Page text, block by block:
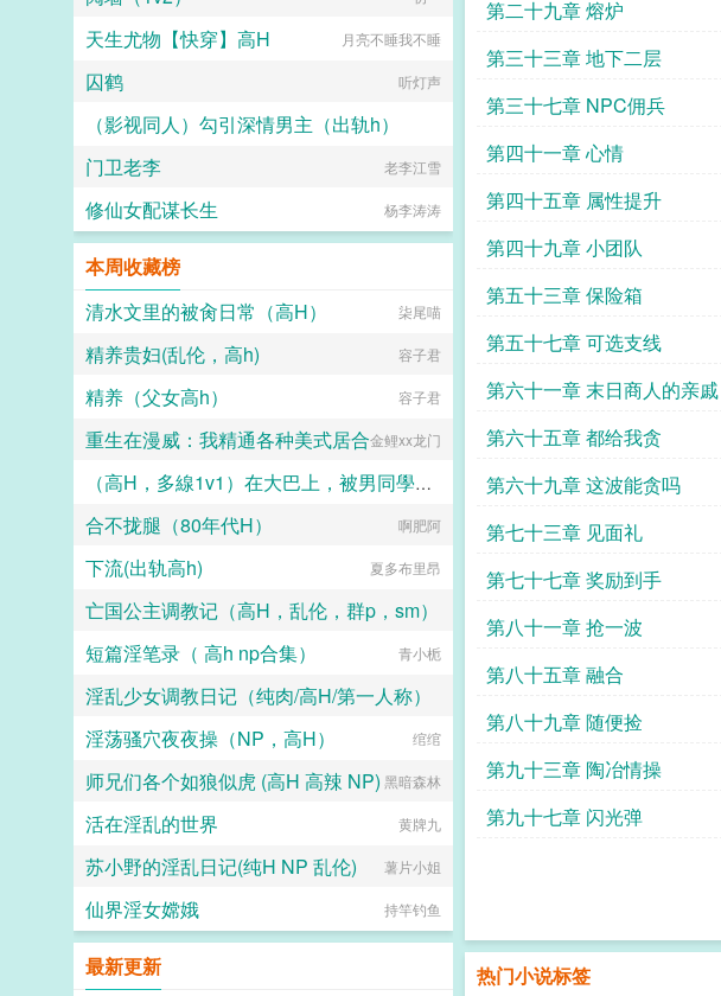
第二十九章 熔炉
第三十三章 地下二层
第三十七章 NPC佣兵
第四十一章 心情
第四十五章 属性提升
第四十九章 小团队
第五十三章 保险箱
第五十七章 可选支线
第六十一章 末日商人的亲戚
第六十五章 都给我贪
第六十九章 这波能贪吗
第七十三章 见面礼
第七十七章 奖励到手
第八十一章 抢一波
第八十五章 融合
第八十九章 随便捡
第九十三章 陶冶情操
第九十七章 闪光弹
热门小说标签
天生尤物【快穿】高H 月亮不睡我不睡
囚鹤 听灯声
（影视同人）勾引深情男主（出轨h）
大李子
门卫老李 老李江雪
修仙女配谋长生 杨李涛涛
本周收藏榜
清水文里的被肏日常（高H）
柒尾喵
精养贵妇(乱伦，高h) 容子君
精养（父女高h） 容子君
重生在漫威：我精通各种美式居合金鲤xx龙门
（高H，多線1v1）在大巴上，被男同學發現的秘密……
长安
合不拢腿（80年代H） 啊肥阿
下流(出轨高h) 夏多布里昂
亡国公主调教记（高H，乱伦，群p，sm）
云上观鲸
短篇淫笔录（ 高h np合集） 青小栀
淫乱少女调教日记（纯肉/高H/第一人称）
侜竹
淫荡骚穴夜夜操（NP，高H） 绾绾
师兄们各个如狼似虎 (高H 高辣 NP) 黑暗森林
活在淫乱的世界 黄牌九
苏小野的淫乱日记(纯H NP 乱伦) 薯片小姐
仙界淫女嫦娥 持竿钓鱼
最新更新